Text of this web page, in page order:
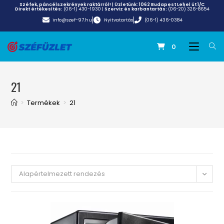
Széfek, páncélszekrények raktárról! | Üzletünk:1062 Budapest Lehel út 1/C
Direkt értékesítés: (06-1) 430-1930 | Szerviz és karbantartás: (06-20) 326-8654
info@szef-97.hu
Nyitvatartás (06-1) 436-0384
0
21
> Termékek > 21
Alapértelmezett rendezés